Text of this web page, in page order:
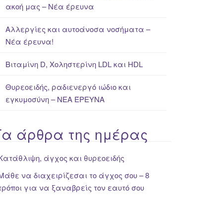
ακοή μας – Νέα έρευνα
Αλλεργίες και αυτοάνοσα νοσήματα –
Νέα έρευνα!
Βιταμίνη D, Χοληστερίνη LDL και HDL
Θυρεοειδής, ραδιενεργό ιώδιο και
εγκυμοσύνη – ΝΕΑ ΈΡΕΥΝΑ
άρθρα της ημέρας
άγχος και θυρεοειδής
να διαχειρίζεσαι το άγχος σου – 8
για να ξαναβρείς τον εαυτό σου